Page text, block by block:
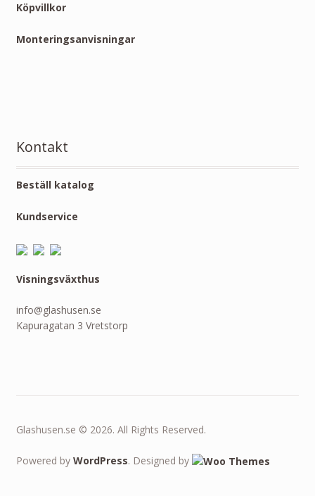
Köpvillkor
Monteringsanvisningar
Kontakt
Beställ katalog
Kundservice
Visningsväxthus
info@glashusen.se
Kapuragatan 3 Vretstorp
Glashusen.se © 2026. All Rights Reserved.
Powered by WordPress. Designed by